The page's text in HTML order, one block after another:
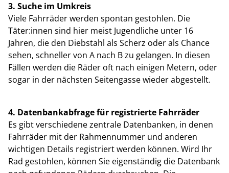
3. Suche im Umkreis
Viele Fahrräder werden spontan gestohlen. Die
Täter:innen sind hier meist Jugendliche unter 16
Jahren, die den Diebstahl als Scherz oder als Chance
sehen, schneller von A nach B zu gelangen. In diesen
Fällen werden die Räder oft nach einigen Metern, oder
sogar in der nächsten Seitengasse wieder abgestellt.
4. Datenbankabfrage für registrierte Fahrräder
Es gibt verschiedene zentrale Datenbanken, in denen
Fahrräder mit der Rahmennummer und anderen
wichtigen Details registriert werden können. Wird Ihr
Rad gestohlen, können Sie eigenständig die Datenbank